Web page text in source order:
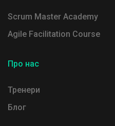
Scrum Master Academy
Agile Facilitation Course
Про нас
Тренери
Блог